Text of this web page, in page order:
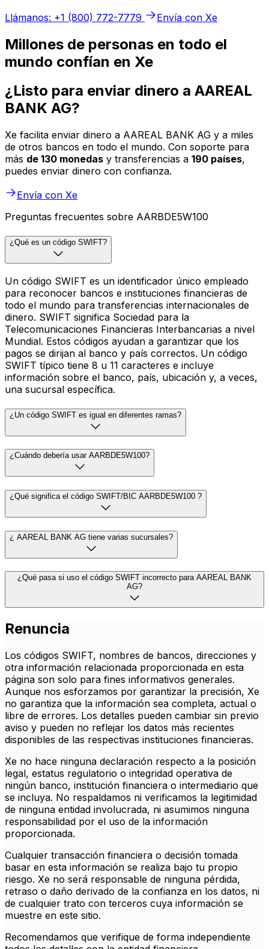
Llámanos: +1 (800) 772-7779
Envía con Xe
Millones de personas en todo el
mundo confían en Xe
¿Listo para enviar dinero a AAREAL
BANK AG?
Xe facilita enviar dinero a AAREAL BANK AG y a miles
de otros bancos en todo el mundo. Con soporte para
más de 130 monedas y transferencias a 190 países,
puedes enviar dinero con confianza.
Envía con Xe
Preguntas frecuentes sobre AARBDE5W100
¿Qué es un código SWIFT?
Un código SWIFT es un identificador único empleado
para reconocer bancos e instituciones financieras de
todo el mundo para transferencias internacionales de
dinero. SWIFT significa Sociedad para la
Telecomunicaciones Financieras Interbancarias a nivel
Mundial. Estos códigos ayudan a garantizar que los
pagos se dirijan al banco y país correctos. Un código
SWIFT típico tiene 8 u 11 caracteres e incluye
información sobre el banco, país, ubicación y, a veces,
una sucursal específica.
¿Un código SWIFT es igual en diferentes ramas?
¿Cuándo debería usar AARBDE5W100?
¿Qué significa el código SWIFT/BIC AARBDE5W100 ?
¿ AAREAL BANK AG tiene varias sucursales?
¿Qué pasa si uso el código SWIFT incorrecto para AAREAL BANK
AG?
Renuncia
Los códigos SWIFT, nombres de bancos, direcciones y
otra información relacionada proporcionada en esta
página son solo para fines informativos generales.
Aunque nos esforzamos por garantizar la precisión, Xe
no garantiza que la información sea completa, actual o
libre de errores. Los detalles pueden cambiar sin previo
aviso y pueden no reflejar los datos más recientes
disponibles de las respectivas instituciones financieras.
Xe no hace ninguna declaración respecto a la posición
legal, estatus regulatorio o integridad operativa de
ningún banco, institución financiera o intermediario que
se incluya. No respaldamos ni verificamos la legitimidad
de ninguna entidad involucrada, ni asumimos ninguna
responsabilidad por el uso de la información
proporcionada.
Cualquier transacción financiera o decisión tomada
basar en esta información se realiza bajo tu propio
riesgo. Xe no será responsable de ninguna pérdida,
retraso o daño derivado de la confianza en los datos, ni
de cualquier trato con terceros cuya información se
muestre en este sitio.
Recomendamos que verifique de forma independiente